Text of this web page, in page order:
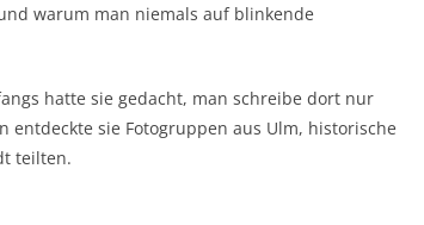
warum man niemals auf blinkende
hatte sie gedacht, man schreibe dort nur
entdeckte sie Fotogruppen aus Ulm, historische
teilten.